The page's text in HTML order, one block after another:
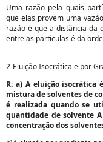
Uma razão pela quais
que elas provem uma
razão é que a distância da
entre as partículas é da
2-Eluição Isocrática e por
R: a) A eluição
mistura de solventes de
é realizada quando se
quantidade de solvente
concentração dos